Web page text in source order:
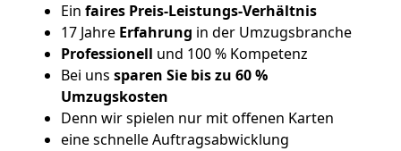
Ein faires Preis-Leistungs-Verhältnis
17 Jahre Erfahrung in der Umzugsbranche
Professionell und 100 % Kompetenz
Bei uns sparen Sie bis zu 60 %
Umzugskosten
Denn wir spielen nur mit offenen Karten
eine schnelle Auftragsabwicklung